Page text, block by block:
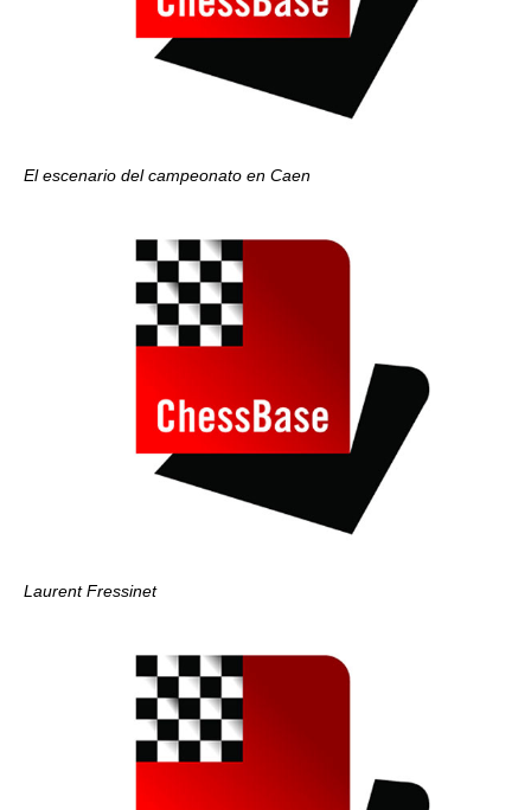
El escenario del campeonato en Caen
Laurent Fressinet